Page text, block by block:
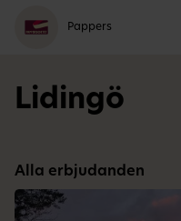
Pappers
Lidingö
Alla erbjudanden